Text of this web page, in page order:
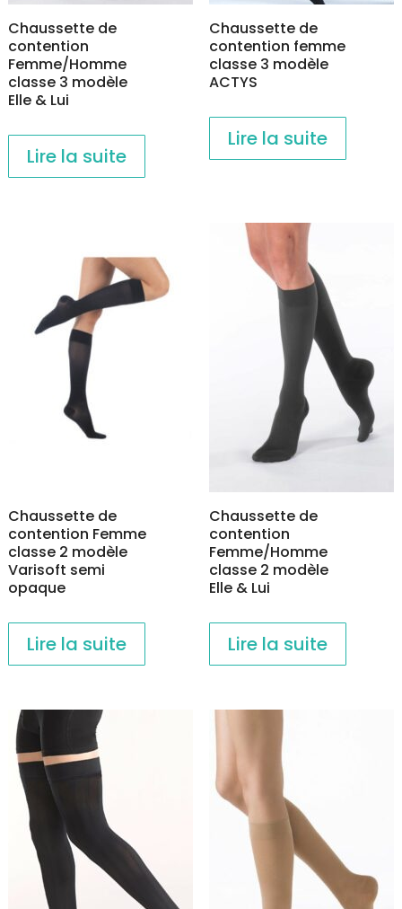
Chaussette de
contention
Femme/Homme
classe 3 modèle
Elle & Lui
Lire la suite
Chaussette de
contention femme
classe 3 modèle
ACTYS
Lire la suite
Chaussette de
contention Femme
classe 2 modèle
Varisoft semi
opaque
Lire la suite
Chaussette de
contention
Femme/Homme
classe 2 modèle
Elle & Lui
Lire la suite